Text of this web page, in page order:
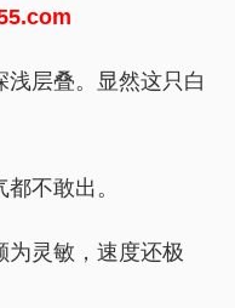
层叠。显然这只白
不敢出。
为灵敏，速度还极